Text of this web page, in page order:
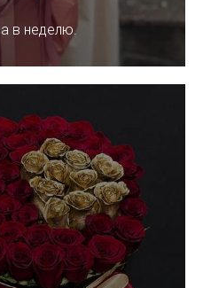
в неделю.